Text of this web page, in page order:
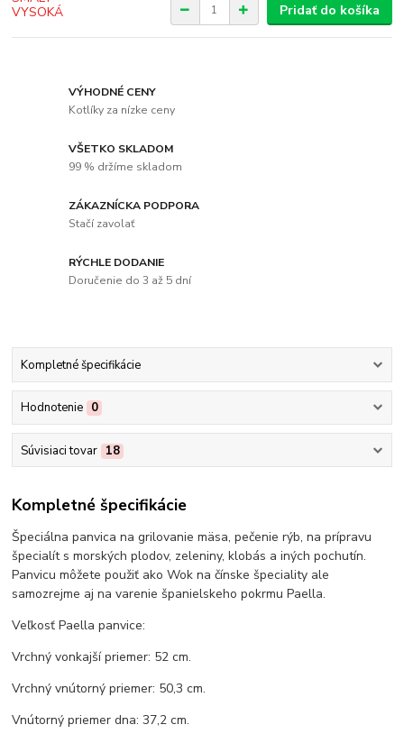
Pridať do košíka
VÝHODNÉ CENY
Kotlíky za nízke ceny
VŠETKO SKLADOM
99 % držíme skladom
ZÁKAZNÍCKA PODPORA
Stačí zavolať
RÝCHLE DODANIE
Doručenie do 3 až 5 dní
Kompletné špecifikácie
Hodnotenie 0
Súvisiaci tovar 18
Kompletné špecifikácie
Špeciálna panvica na grilovanie mäsa, pečenie rýb, na prípravu
špecialít s morských plodov, zeleniny, klobás a iných pochutín.
Panvicu môžete použiť ako Wok na čínske špeciality ale
samozrejme aj na varenie španielskeho pokrmu Paella.
Veľkosť Paella panvice:
Vrchný vonkajší priemer: 52 cm.
Vrchný vnútorný priemer: 50,3 cm.
Vnútorný priemer dna: 37,2 cm.